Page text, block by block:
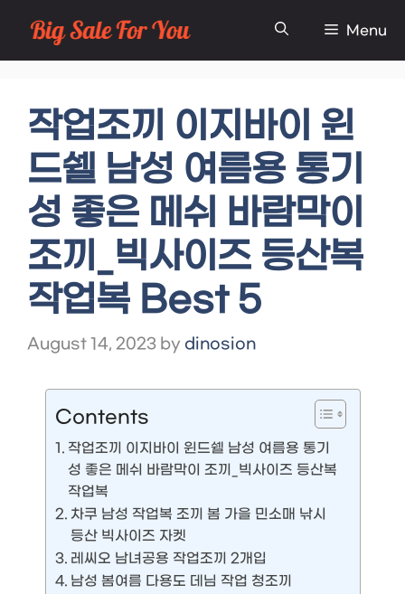
Skip
to
Menu
작업조끼 이지바이 윈
드쉘 남성 여름용 통기
성 좋은 메쉬 바람막이
조끼_빅사이즈 등산복
작업복 Best 5
August 14, 2023 by dinosion
Contents
작업조끼 이지바이 윈드쉘 남성 여름용 통기
성 좋은 메쉬 바람막이 조끼_빅사이즈 등산복
작업복
차쿠 남성 작업복 조끼 봄 가을 민소매 낚시
등산 빅사이즈 자켓
레씨오 남녀공용 작업조끼 2개입
남성 봄여름 다용도 데님 작업 청조끼